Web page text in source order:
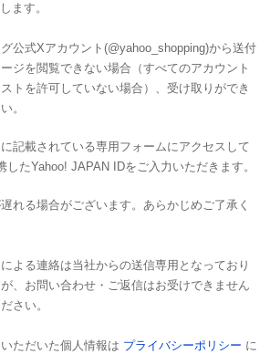
ます。
公式Xアカウント(@yahoo_shopping)から送付
ジを閲覧できない場合（すべてのアカウント
トを許可していない場合）、受け取りができ
。
記載されている専用フォームにアクセスして
たYahoo! JAPAN IDをご入力いただきます。
れる場合がございます。あらかじめご了承く
よる連絡は当社からの送信専用となっており
、お問い合わせ・ご返信はお受けできません
さい。
ただいた個人情報は プライバシーポリシー に